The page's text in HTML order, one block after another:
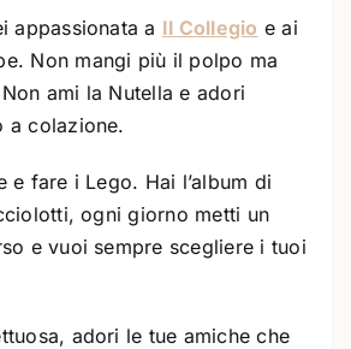
appassionata a Il Collegio e ai
Non mangi più il polpo ma
ami la Nutella e adori
a colazione.
e fare i Lego. Hai l’album di
ogni giorno metti un
e vuoi sempre scegliere i tuoi
adori le tue amiche che